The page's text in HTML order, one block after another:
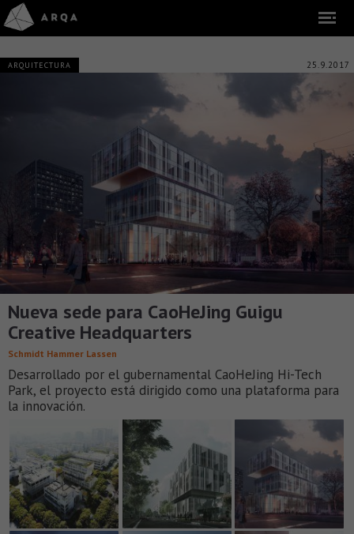
ARQUITECTURA 25.9.2017
Nueva sede para CaoHeJing Guigu
Creative Headquarters
Schmidt Hammer Lassen
Desarrollado por el gubernamental CaoHeJing Hi-Tech
Park, el proyecto está dirigido como una plataforma para
la innovación.